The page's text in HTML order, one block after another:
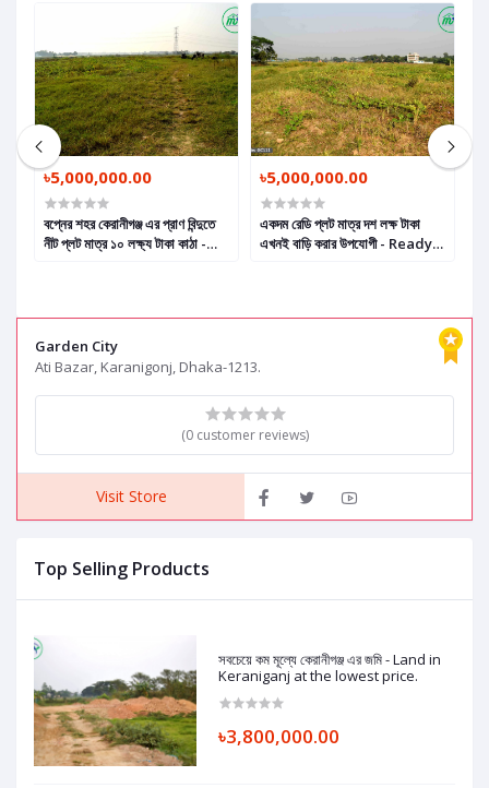
Garden City
Ati Bazar, Karanigonj, Dhaka-1213.
(0 customer reviews)
Visit Store
Top Selling Products
সবচেয়ে কম মূল্যে কেরানীগঞ্জ এর জমি - Land in
Keraniganj at the lowest price.
৳3,800,000.00
৳5,000,000.00
বপ্নের শহর কেরানীগঞ্জ এর প্রাণ বিন্দুতে
নীট প্লট মাত্র ১০ লক্ষ্য টাকা কাঠা -
৳5,000,000.00
একদম রেডি প্লট মাত্র দশ লক্ষ টাকা
এখনই বাড়ি করার উপযোগী - Ready